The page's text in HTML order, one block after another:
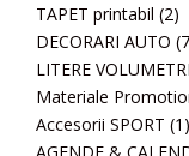
TAPET printabil (2)
DECORARI AUTO
LITERE
Materiale
Accesorii SPORT (1)